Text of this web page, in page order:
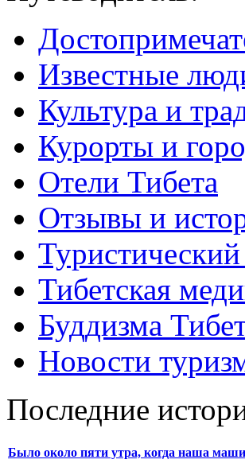
Известные
Культура и
Курорты и
Отели Тибета
Отзывы и
Тибетская
Буддизма
Новости
Последние
Было около пяти утра, когда наша